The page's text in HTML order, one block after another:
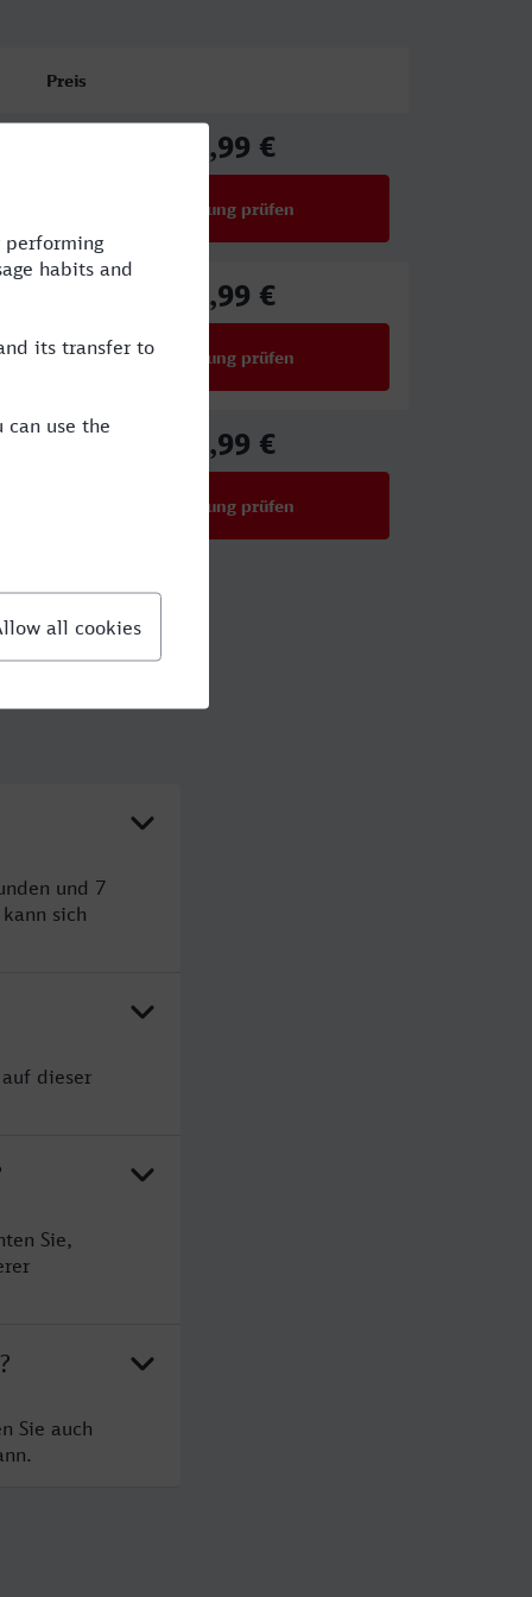
Preis
87,99 €
Verbindung prüfen
49,99 €
Verbindung prüfen
39,99 €
Verbindung prüfen
und 7
sich
dieser
Sie,
Sie auch